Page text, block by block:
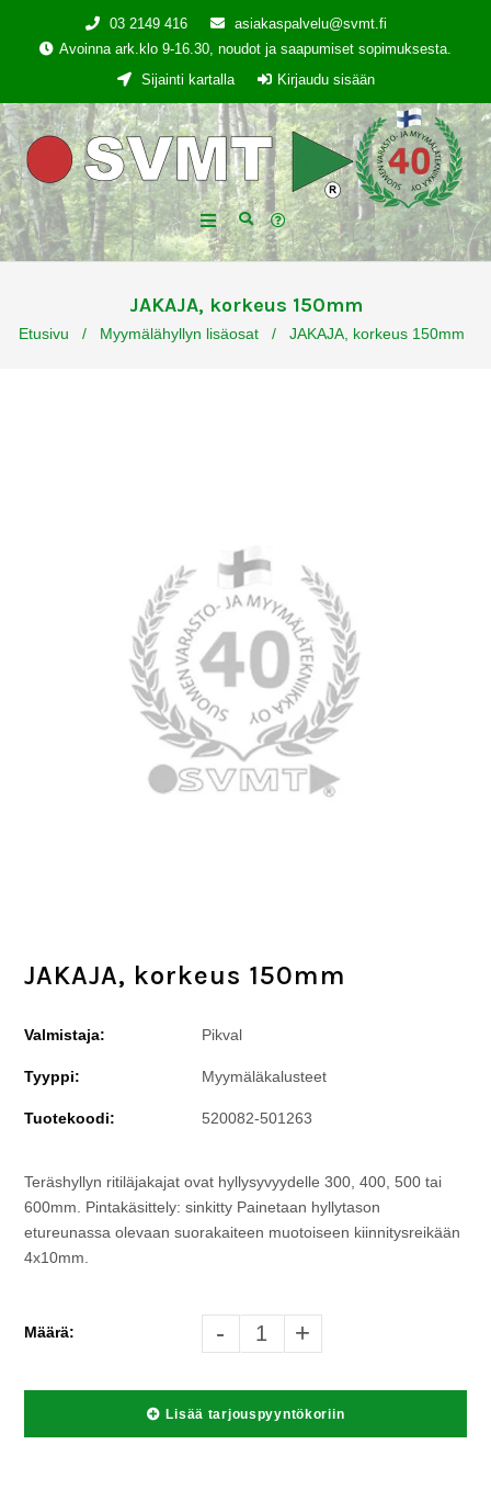
03 2149 416
asiakaspalvelu@svmt.fi
Avoinna ark.klo 9-16.30, noudot ja saapumiset sopimuksesta.
Sijainti kartalla
Kirjaudu sisään
JAKAJA, korkeus 150mm
Etusivu / Myymälähyllyn lisäosat / JAKAJA, korkeus 150mm
JAKAJA, korkeus 150mm
Valmistaja: Pikval
Tyyppi: Myymäläkalusteet
Tuotekoodi: 520082-501263
Teräshyllyn ritiläjakajat ovat hyllysyvyydelle 300, 400, 500 tai
600mm. Pintakäsittely: sinkitty Painetaan hyllytason
etureunassa olevaan suorakaiteen muotoiseen kiinnitysreikään
4x10mm.
Määrä: - +
Lisää tarjouspyyntökoriin